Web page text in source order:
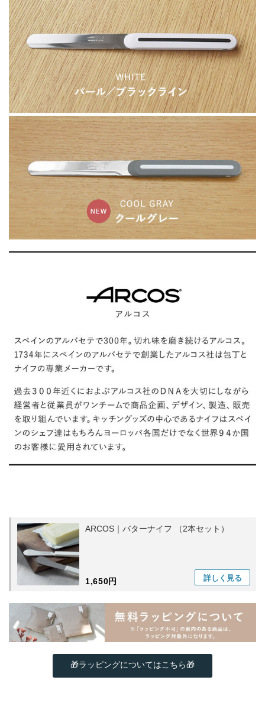
ARCOS｜バターナイフ （2本セット）
1,650円 詳しく 見る
🎁ラッピングについてはこちら🎁